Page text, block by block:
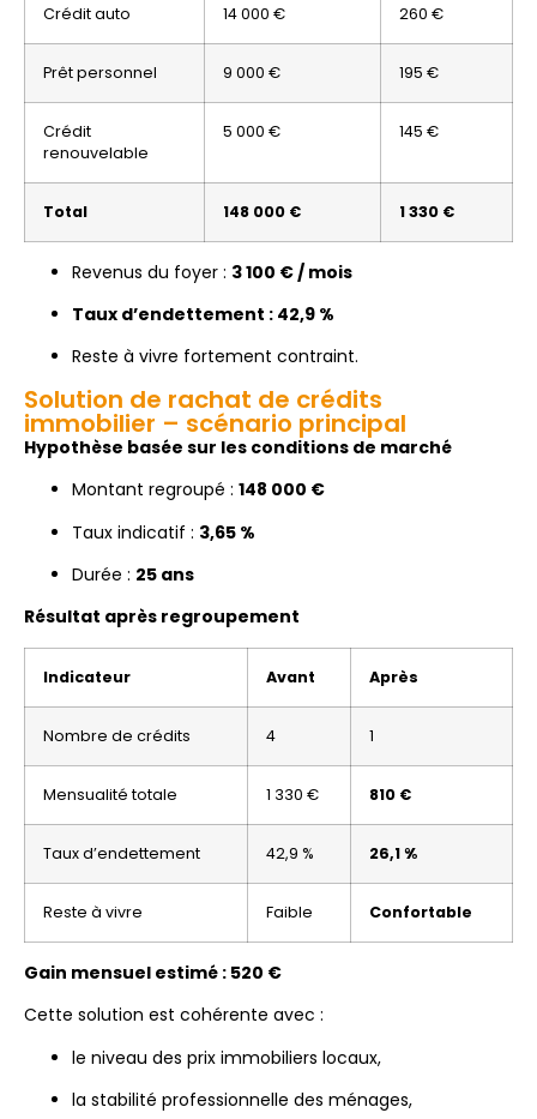
Crédit auto 14 000 € 260 €
Prêt personnel 9 000 € 195 €
Crédit
renouvelable
5 000 € 145 €
Total 148 000 € 1 330 €
Revenus du foyer : 3 100 € / mois
Taux d’endettement : 42,9 %
Reste à vivre fortement contraint.
Solution de rachat de crédits
immobilier – scénario principal
Hypothèse basée sur les conditions de marché
Montant regroupé : 148 000 €
Taux indicatif : 3,65 %
Durée : 25 ans
Résultat après regroupement
Indicateur Avant Après
Nombre de crédits 4 1
Mensualité totale 1 330 € 810 €
Taux d’endettement 42,9 % 26,1 %
Reste à vivre Faible Confortable
Gain mensuel estimé : 520 €
Cette solution est cohérente avec :
le niveau des prix immobiliers locaux,
la stabilité professionnelle des ménages,